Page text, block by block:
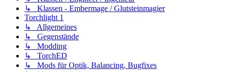
↳ Klassen - Embermage / Glutsteinmagier
Torchlight 1
↳ Allgemeines
↳ Gegenstände
↳ Modding
↳ TorchED
↳ Mods für Optik, Balancing, Bugfixes